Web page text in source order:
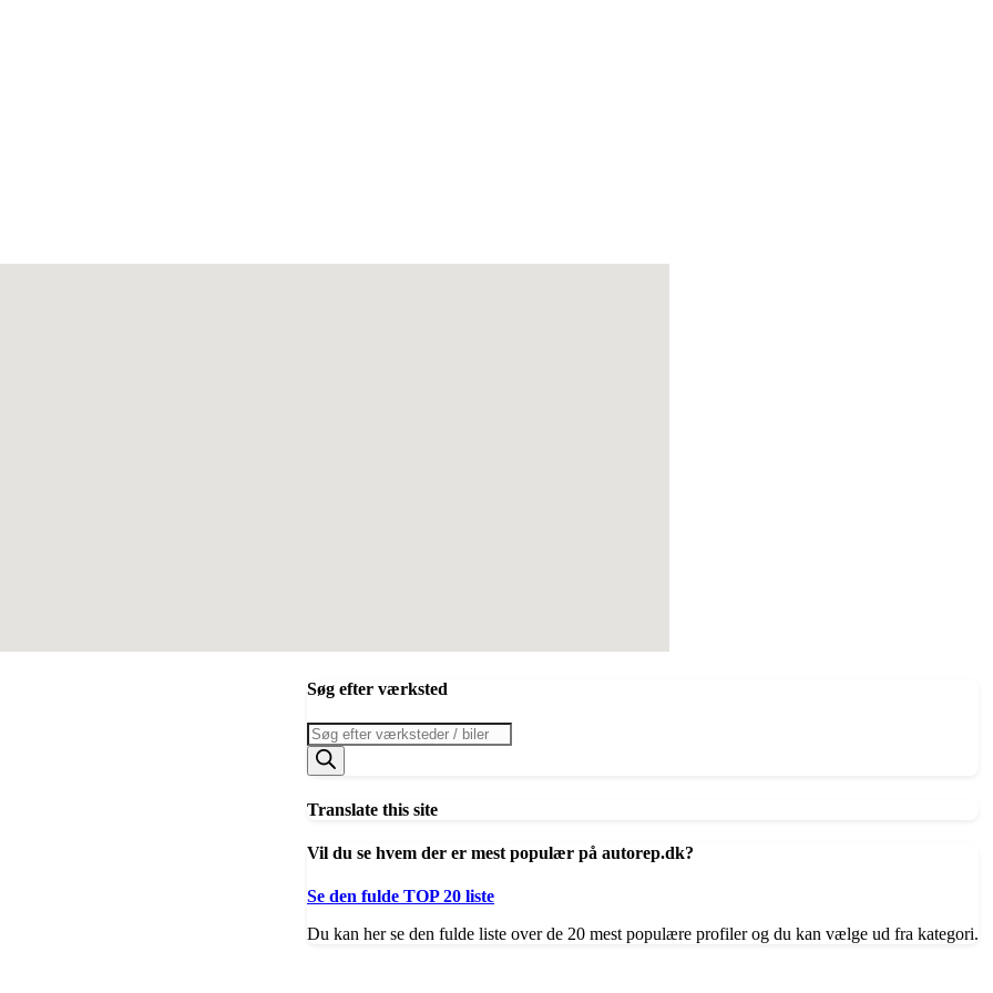
Søg efter værksted
Products
search
Translate this site
Vil du se hvem der er mest populær på autorep.dk?
Se den fulde TOP 20 liste
Du kan her se den fulde liste over de 20 mest populære profiler og du kan vælge ud fra kategori.